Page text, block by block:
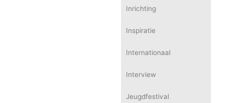
Inrichting
Inspiratie
Internationaal
Interview
Jeugdfestival